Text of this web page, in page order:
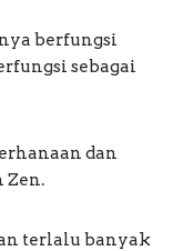
berfungsi
sebagai
dan
Zen.
terlalu banyak